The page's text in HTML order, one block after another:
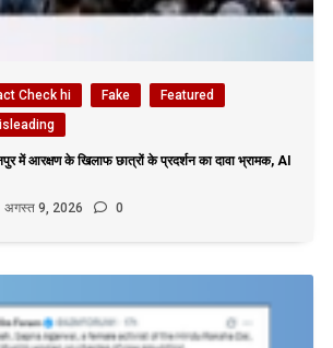
Check hi Fake
Featured
आरक्षण के खिलाफ छात्रों के प्रदर्शन का दावा भ्रामक, AI
अगस्त 9, 2026 0